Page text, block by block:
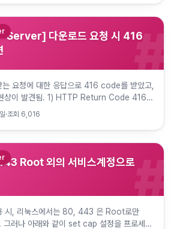
다운로드 요청 시 416#
요청에 대한 응답으로 416 code를 받았고,
상이 발견됨. 1) HTTP Return Code 416
Sa…
·조회 6,016
Root 외의 서비스계정으로#
시, 리눅스에서는 80, 443 은 Root로만
러나 아래와 같이 set cap 설정을 프로세스